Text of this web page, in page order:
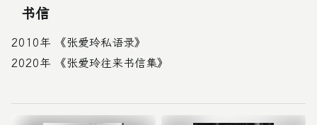
书信
2010年 《张爱玲私语录》
2020年 《张爱玲往来书信集》